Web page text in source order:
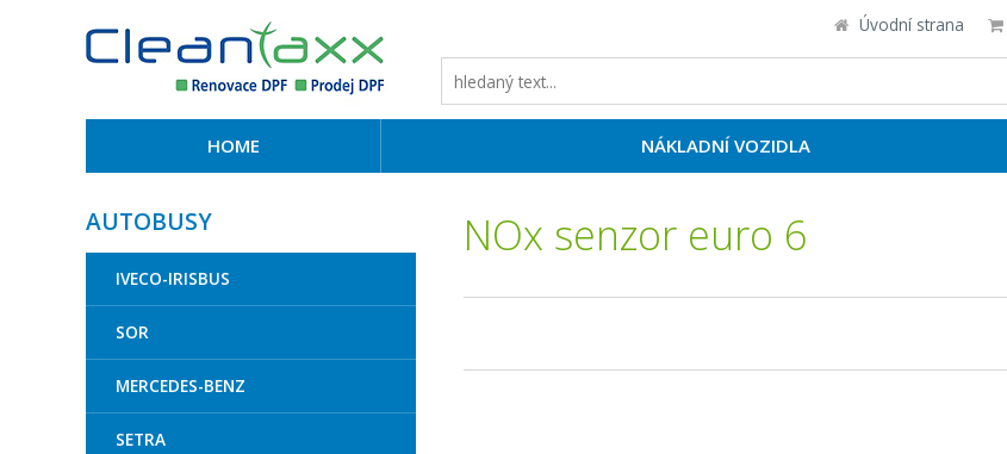
Úvodní strana
HOME NÁKLADNÍ VOZIDLA
NOx senzor euro 6
AUTOBUSY
IVECO-IRISBUS
SOR
MERCEDES-BENZ
SETRA